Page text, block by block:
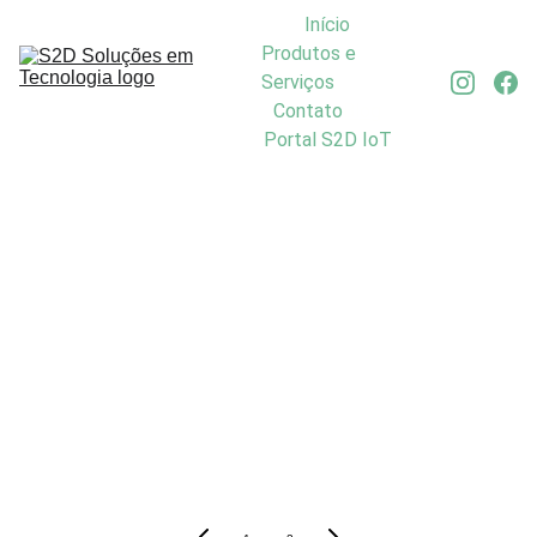
Início
Produtos e
Serviços
Contato
Portal S2D IoT